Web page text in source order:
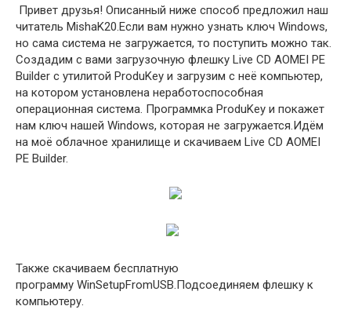
Привет друзья! Описанный ниже способ предложил наш
читатель MishaK20.Если вам нужно узнать ключ Windows,
но сама система не загружается, то поступить можно так.
Создадим с вами загрузочную флешку Live CD AOMEI PE
Builder с утилитой ProduKey и загрузим с неё компьютер,
на котором установлена неработоспособная
операционная система. Программка ProduKey и покажет
нам ключ нашей Windows, которая не загружается.Идём
на моё облачное хранилище и скачиваем Live CD AOMEI
PE Builder.
Также скачиваем бесплатную
программу WinSetupFromUSB.Подсоединяем флешку к
компьютеру.